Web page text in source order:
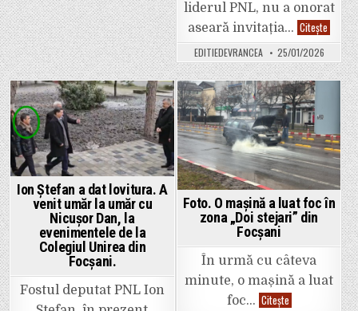
liderul PNL, nu a onorat
aseară invitația… Citește
Bolojan
a
lipsit
de
la
balul
„Dan
a
fost
care
a
avut
decența
și
a-
aminti
pe
Cătălin
Toma”,
EDITIEDEVRANCEA 25/01/2026
Posted
in
Ion Ștefan a dat lovitura. A
venit umăr la umăr cu
Nicușor Dan, la
evenimentele de la
Colegiul Unirea din
Focșani.
Fostul deputat PNL Ion
Posted
in
Foto. O mașină a luat foc în
zona „Doi stejari” din
Focșani
În urmă cu câteva
minute, o mașină a luat
foc… CiteșteFoto.